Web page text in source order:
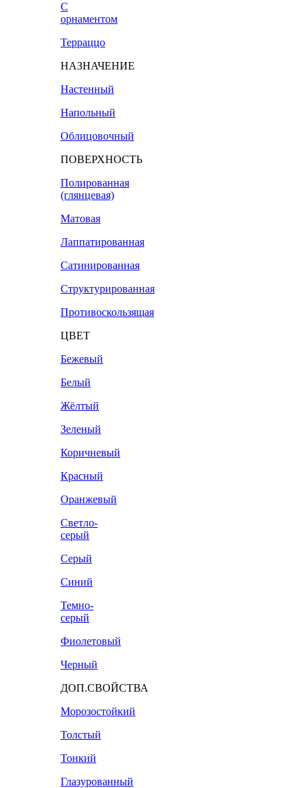
С
орнаментом
Терраццо
НАЗНАЧЕНИЕ
Настенный
Напольный
Облицовочный
ПОВЕРХНОСТЬ
Полированная
(глянцевая)
Матовая
Лаппатированная
Сатинированная
Структурированная
Противоскользящая
ЦВЕТ
Бежевый
Белый
Жёлтый
Зеленый
Коричневый
Красный
Оранжевый
Светло-
серый
Серый
Синий
Темно-
серый
Фиолетовый
Черный
ДОП.СВОЙСТВА
Морозостойкий
Толстый
Тонкий
Глазурованный